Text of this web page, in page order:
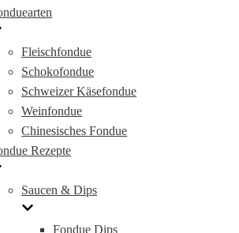
Fleischfondue
Schokofondue
Schweizer Käsefondue
Weinfondue
Chinesisches Fondue
Rezepte
Saucen & Dips
Fondue Dips